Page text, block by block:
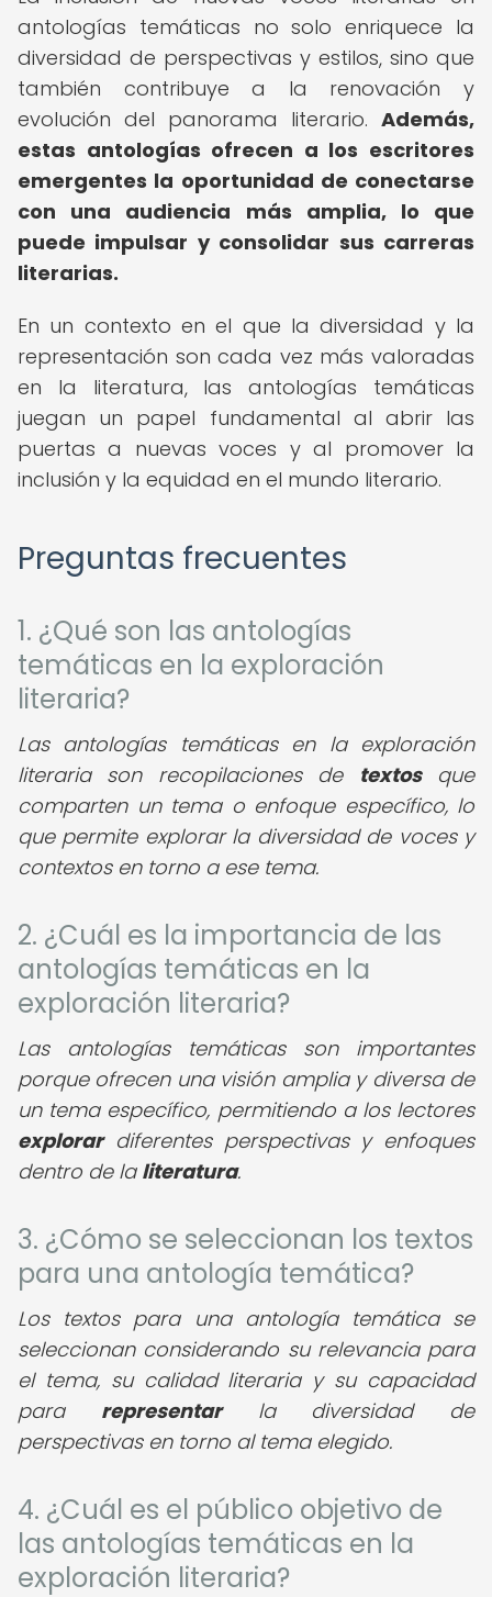
antologías temáticas no solo enriquece la
diversidad de perspectivas y estilos, sino que
también contribuye a la renovación y
evolución del panorama literario. Además,
estas antologías ofrecen a los escritores
emergentes la oportunidad de conectarse
con una audiencia más amplia, lo que
puede impulsar y consolidar sus carreras
literarias.
En un contexto en el que la diversidad y la
representación son cada vez más valoradas
en la literatura, las antologías temáticas
juegan un papel fundamental al abrir las
puertas a nuevas voces y al promover la
inclusión y la equidad en el mundo literario.
Preguntas frecuentes
1. ¿Qué son las antologías
temáticas en la exploración
literaria?
Las antologías temáticas en la exploración
literaria son recopilaciones de textosque
comparten un tema o enfoque específico, lo
que permite explorar la diversidad de voces y
contextos en torno a ese tema.
2. ¿Cuál es la importancia de las
antologías temáticas en la
exploración literaria?
Las antologías temáticas son importantes
porque ofrecen una visión amplia y diversa de
un tema específico, permitiendo a los lectores
explorardiferentes perspectivas y enfoques
dentro de la literatura.
3. ¿Cómo se seleccionan los textos
para una antología temática?
Los textos para una antología temática se
seleccionan considerando su relevancia para
el tema, su calidad literaria y su capacidad
para representarla diversidad de
perspectivas en torno al tema elegido.
4. ¿Cuál es el público objetivo de
las antologías temáticas en la
exploración literaria?